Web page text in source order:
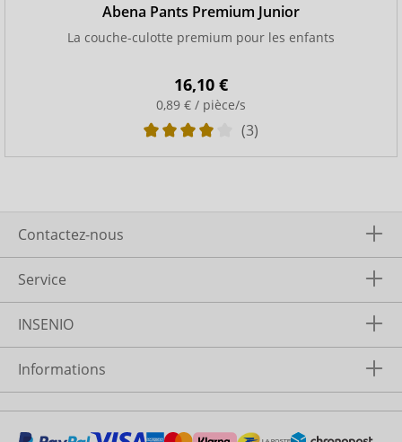
Abena Pants Premium Junior
La couche-culotte premium pour les enfants
16,10 €
0,89 € / pièce/s
(3)
Contactez-nous
Service
INSENIO
Informations